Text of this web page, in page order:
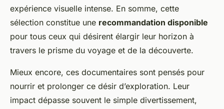
expérience visuelle intense. En somme, cette
sélection constitue une recommandation disponible
pour tous ceux qui désirent élargir leur horizon à
travers le prisme du voyage et de la découverte.
Mieux encore, ces documentaires sont pensés pour
nourrir et prolonger ce désir d’exploration. Leur
impact dépasse souvent le simple divertissement,